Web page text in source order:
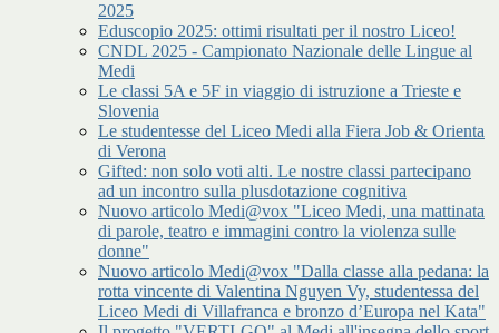
2025
Eduscopio 2025: ottimi risultati per il nostro Liceo!
CNDL 2025 - Campionato Nazionale delle Lingue al
Medi
Le classi 5A e 5F in viaggio di istruzione a Trieste e
Slovenia
Le studentesse del Liceo Medi alla Fiera Job & Orienta
di Verona
Gifted: non solo voti alti. Le nostre classi partecipano
ad un incontro sulla plusdotazione cognitiva
Nuovo articolo Medi@vox "Liceo Medi, una mattinata
di parole, teatro e immagini contro la violenza sulle
donne"
Nuovo articolo Medi@vox "Dalla classe alla pedana: la
rotta vincente di Valentina Nguyen Vy, studentessa del
Liceo Medi di Villafranca e bronzo d’Europa nel Kata"